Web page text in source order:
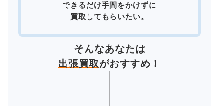
できるだけ手間をかけずに
買取してもらいたい。
そんなあなたは
出張買取がおすすめ！